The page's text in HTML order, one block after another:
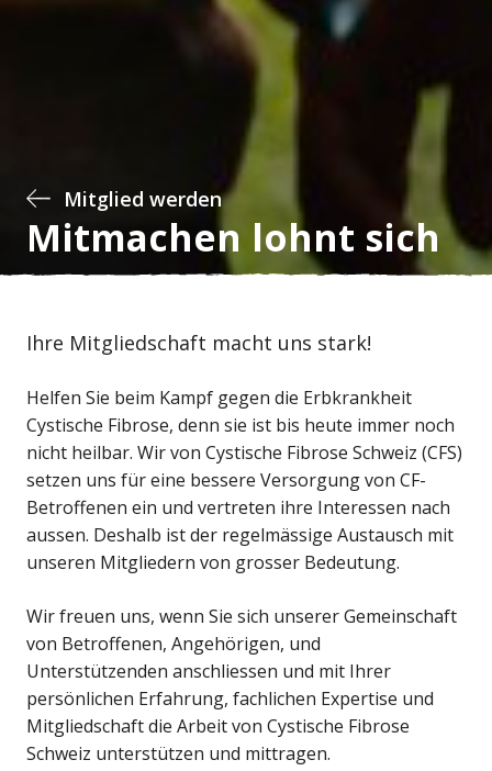
Mitglied werden
Mitmachen lohnt sich
Ihre Mitgliedschaft macht uns stark!
Helfen Sie beim Kampf gegen die Erbkrankheit
Cystische Fibrose, denn sie ist bis heute immer noch
nicht heilbar. Wir von Cystische Fibrose Schweiz (CFS)
setzen uns für eine bessere Versorgung von CF-
Betroffenen ein und vertreten ihre Interessen nach
aussen. Deshalb ist der regelmässige Austausch mit
unseren Mitgliedern von grosser Bedeutung.
Wir freuen uns, wenn Sie sich unserer Gemeinschaft
von Betroffenen, Angehörigen, und
Unterstützenden anschliessen und mit Ihrer
persönlichen Erfahrung, fachlichen Expertise und
Mitgliedschaft die Arbeit von Cystische Fibrose
Schweiz unterstützen und mittragen.